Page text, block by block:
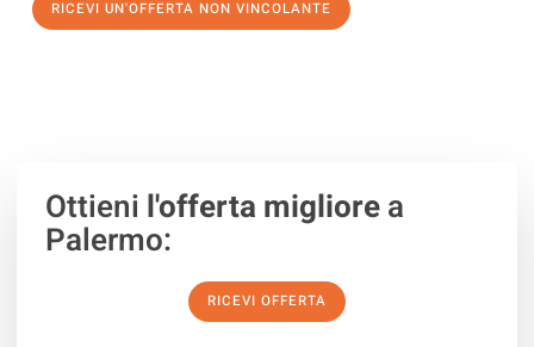
RICEVI UN'OFFERTA NON VINCOLANTE
Ottieni l'offerta migliorea
Palermo:
RICEVI OFFERTA